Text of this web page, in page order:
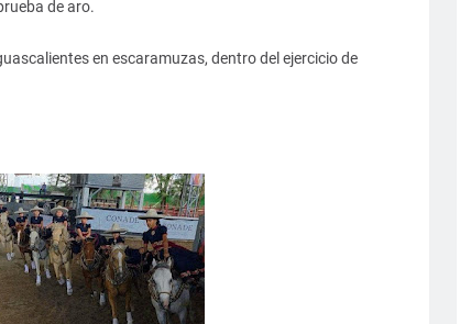
de aro.
en escaramuzas, dentro del ejercicio de